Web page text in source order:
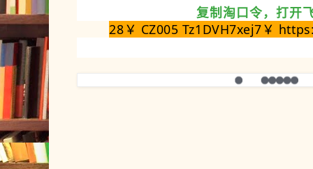
复制淘口令，打开
28￥ CZ005 Tz1DVH7xej7￥